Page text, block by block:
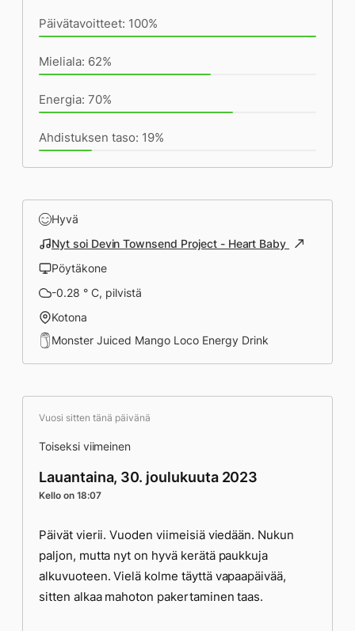
Päivätavoitteet: 100%
Mieliala: 62%
Energia: 70%
Ahdistuksen taso: 19%
Hyvä
Nyt soi Devin Townsend Project - Heart Baby
Pöytäkone
-0.28 ° C, pilvistä
Kotona
Monster Juiced Mango Loco Energy Drink
Vuosi sitten tänä päivänä
Toiseksi viimeinen
Lauantaina, 30. joulukuuta 2023
Kello on 18:07
Päivät vierii. Vuoden viimeisiä viedään. Nukun
paljon, mutta nyt on hyvä kerätä paukkuja
alkuvuoteen. Vielä kolme täyttä vapaapäivää,
sitten alkaa mahoton pakertaminen taas.